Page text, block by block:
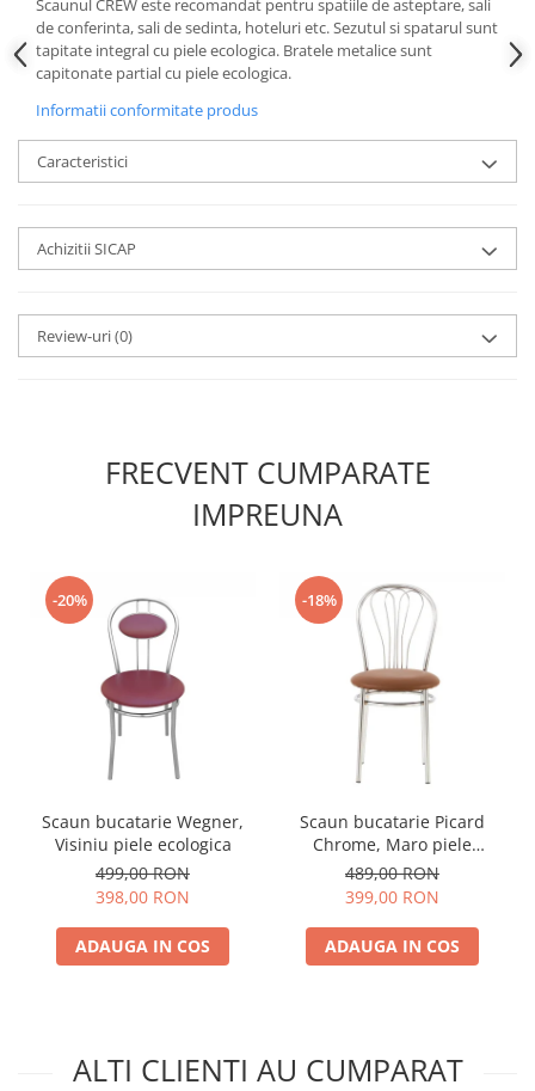
Scaunul CREW este recomandat pentru spatiile de asteptare, sali
de conferinta, sali de sedinta, hoteluri etc. Sezutul si spatarul sunt
tapitate integral cu piele ecologica. Bratele metalice sunt
capitonate partial cu piele ecologica.
Informatii conformitate produs
Caracteristici
Achizitii SICAP
Review-uri(0)
FRECVENT CUMPARATE
IMPREUNA
-20%
Scaun bucatarie Wegner,
Visiniu piele ecologica
499,00 RON
398,00 RON
ADAUGA IN COS
-18%
Scaun bucatarie Picard
Chrome, Maro piele
ecologica
489,00 RON
399,00 RON
ADAUGA IN COS
ALTI CLIENTI AU CUMPARAT